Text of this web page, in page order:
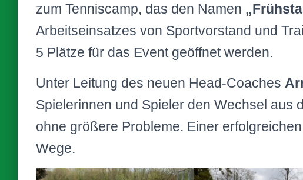
zum Tenniscamp, das den Namen
Arbeitseinsatzes von Sportvorstand und
5 Plätze für das Event geöffnet werden.
Unter Leitung des neuen Head-Coaches
Spielerinnen und Spieler den Wechsel aus
ohne größere Probleme. Einer erfolgreichen
Wege.